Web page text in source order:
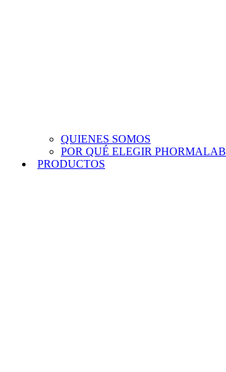
QUIENES SOMOS
POR QUÉ ELEGIR PHORMALAB
PRODUCTOS